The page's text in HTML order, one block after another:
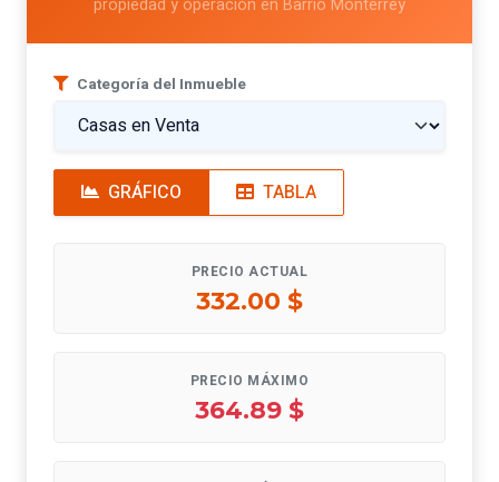
propiedad y operación en Barrio Monterrey
Categoría del Inmueble
GRÁFICO TABLA
PRECIO ACTUAL
332.00 $
PRECIO MÁXIMO
364.89 $